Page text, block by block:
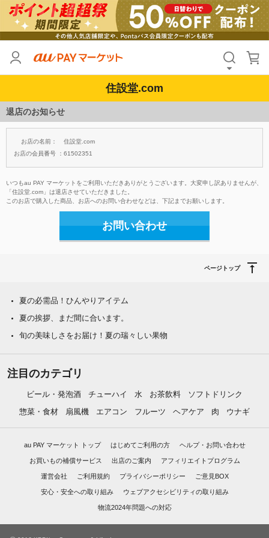
住設堂.com
退店のお知らせ
お店の名前：
住設堂.com
お店の会員番号 ： 61502351
いつもau PAY マーケットをご利用いただきありがとうございます。大変申し訳ありませんが、
「住設堂.com」は退店させていただきました。
このお店で購入した商品、お店へのお問い合わせなどは、下記までお願いします。
お問い合わせ
ページトップ
夏の必需品！ひんやりアイテム
夏の挨拶、まだ間に合います。
旬の美味しさをお届け！夏の瑞々しい果物
注目のカテゴリ
ビール・発泡酒 チューハイ 水 お茶飲料
ソフトドリンク
惣菜・食材
扇風機 エアコン フルーツ ヘアケア 肉 ウナギ
au PAY マーケット トップ はじめてご利用の方 ヘルプ・お問い合わせ
お買いもの補償サービス 出店のご案内 アフィリエイトプログラム
運営会社 ご利用規約 プライバシーポリシー ご意見BOX
安心・安全への取り組み ウェブアクセシビリティの取り組み
物流2024年問題への対応